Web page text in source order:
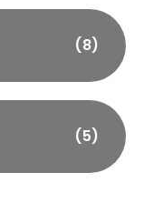
(8)
(5)